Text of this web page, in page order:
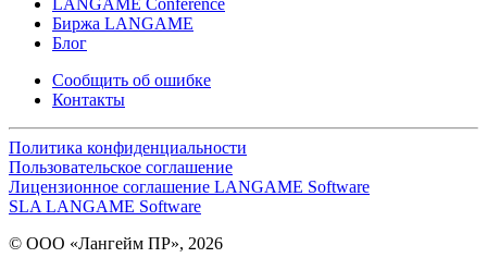
LANGAME Conference
Биржа LANGAME
Блог
Сообщить об ошибке
Контакты
Политика конфиденциальности
Пользовательское соглашение
Лицензионное соглашение LANGAME Software
SLA LANGAME Software
© ООО «Лангейм ПР», 2026